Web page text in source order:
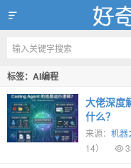
好奇网
标签：AI编程
大佬深度
什么？
来源： 机器
14）